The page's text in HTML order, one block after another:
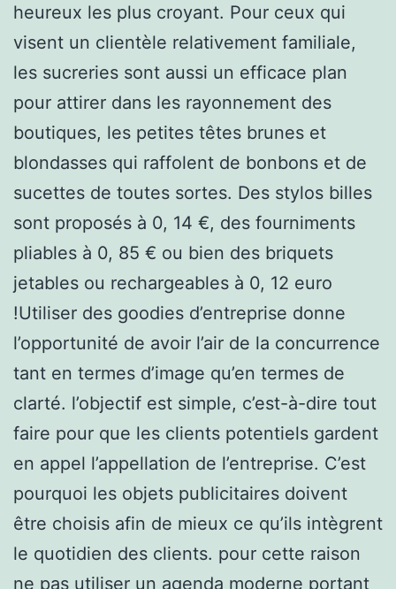
heureux les plus croyant. Pour ceux qui
visent un clientèle relativement familiale,
les sucreries sont aussi un efficace plan
pour attirer dans les rayonnement des
boutiques, les petites têtes brunes et
blondasses qui raffolent de bonbons et de
sucettes de toutes sortes. Des stylos billes
sont proposés à 0, 14 €, des fourniments
pliables à 0, 85 € ou bien des briquets
jetables ou rechargeables à 0, 12 euro
!Utiliser des goodies d’entreprise donne
l’opportunité de avoir l’air de la concurrence
tant en termes d’image qu’en termes de
clarté. l’objectif est simple, c’est-à-dire tout
faire pour que les clients potentiels gardent
en appel l’appellation de l’entreprise. C’est
pourquoi les objets publicitaires doivent
être choisis afin de mieux ce qu’ils intègrent
le quotidien des clients. pour cette raison
ne pas utiliser un agenda moderne portant